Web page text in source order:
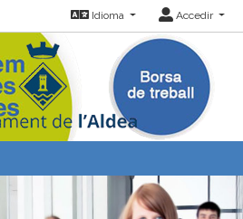
Idioma Accedir